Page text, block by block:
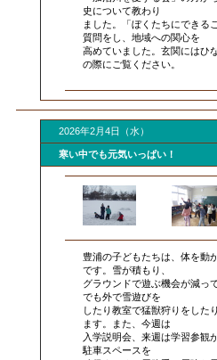
史について教わり
ました。「ぼくたちにできる
質問をし、地域への関心を
高めていました。玄関にはひ
の際にご覧ください。
2026年2月4日（水）
寒い中でも元気いっぱい！
豊浦の子どもたちは、体を動
です。雪が積もり、
グラウンドで遊ぶ機会が減っ
でも外で雪遊びを
したり教室で猛獣狩りをした
ます。また、今週は
入学説明会、来週は学習参観
駐車スペースを